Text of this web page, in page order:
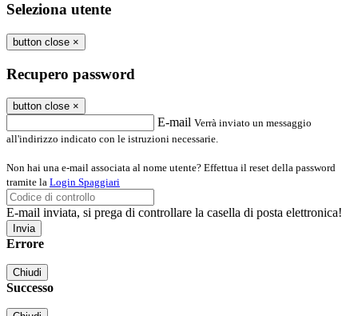
Seleziona utente
button close ×
Recupero password
button close ×
E-mail Verrà inviato un messaggio
all'indirizzo indicato con le istruzioni necessarie.
Non hai una e-mail associata al nome utente? Effettua il reset della password
tramite la Login Spaggiari
E-mail inviata, si prega di controllare la casella di posta elettronica!
Errore
Chiudi
Successo